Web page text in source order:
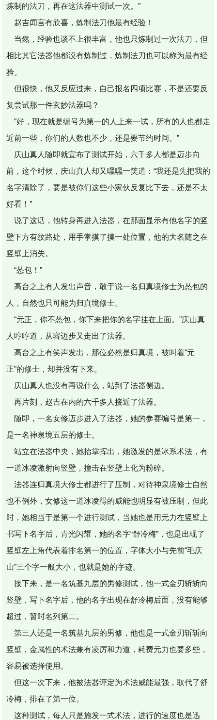
炼制的法刀，再在这法器中测试一次。”
赵吉闻言有欣喜，炼制法刀他最有经验！
当然，经验也谈不上很丰富，他也只炼制过一次法刀，但
相比其它法器他都没有炼制过，炼制法刀也可以称为最有经
验。
但很快，他又反应过来，自己报名四项比赛，不是还要反
复尝试那一件玄妙法器吗？
“好，现在就是编号为第一的人上来一试，所有的人也都走
近前一些，你们的人数也不少，还是要节约时间。”
庆山真人随即就宣布了测试开始，六千多人都是迈步向
前，这个时候，庆山真人却又嘿嘿一笑道：“我还是先把我的
名字清除了，要是被你们这些小家伙反复比下去，还是不太
好看！”
说了这话，他转身再进入法器，在那面显示有他名字的竖
壁下方有纹路处，用手掌摸了摸一处位置，他的大名随之在
竖壁上消失。
“怂包！”
高台之上有人发出声音，敢于说一名归真境修士为怂包的
人，自然也只可能为归真境修士。
“元正，你不怂包，你下来把你的名字挂在上面。”庆山真
人哼哼道，从容迈步又走出了法器。
高台之上有笑声发出，那位必然是归真境，被叫着“元
正”的修士，却并没有下来。
庆山真人也没有再说什么，站到了法器侧边。
再片刻，赵吉在内的六千多人接近了法器。
随即，一名女修迈步进入了法器，她的参赛编号是第一，
是一名神泉境五层的修士。
站立在法器中央，她抬掌挥出，她激发的是冰系术法，有
一道冰凌激射向竖壁，撞击在竖壁上化为粉碎。
法器连归真境大修士都进行了压制，对待神泉境修士自然
也不例外，女修这一道冰凌得的威能也明显有被压制，但此
时，她相当于是第一个进行测试，当她也是用元力在竖壁上
书写下名字后，青光闪耀，她的名字“舒冷梅”，也是出现了
竖壁左上角代表着排名第一的位置，字体大小与先前“毛庆
山”三个字一般大小，也就是她的字迹。
接下来，是一名筑基九层的男修测试，他一式金刃斩斩向
竖壁，写下名字后，他的名字出现在舒冷梅后面，没有能够
超过，暂时名列第二。
第三人还是一名筑基九层的男修，他也是一式金刃斩斩向
竖壁，金属性的术法兼有凌厉和力道，耗费元力也要多些，
容易被选择使用。
但这一次下来，他被法器评定为术法威能最强，取代了舒
冷梅，排在了第一位。
这种测试，每人只是施发一式术法，进行的速度也是迅